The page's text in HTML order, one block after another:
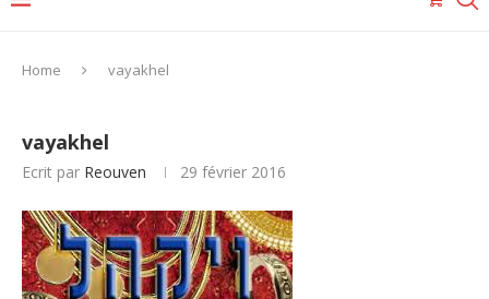
Home vayakhel
vayakhel
Ecrit par Reouven 29 février 2016